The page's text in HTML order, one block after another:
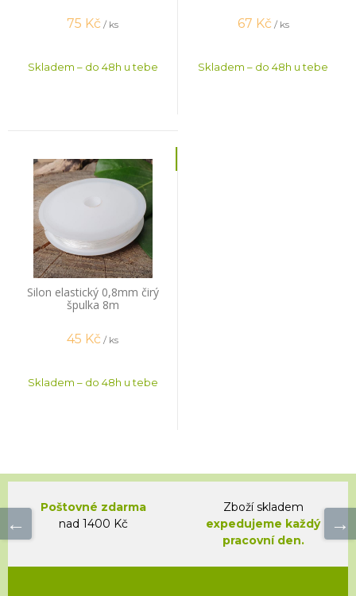
75 Kč / ks
Skladem – do 48h u tebe
67 Kč / ks
Skladem – do 48h u tebe
Silon elastický 0,8mm čirý
špulka 8m
45 Kč / ks
Skladem – do 48h u tebe
Poštovné zdarma
nad 1400 Kč
Zboží skladem
expedujeme každý
pracovní den.